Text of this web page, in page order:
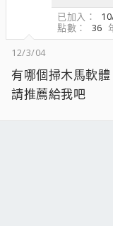
已加入
點數
36
12/3/04
有哪個掃木馬軟
請推薦給我吧